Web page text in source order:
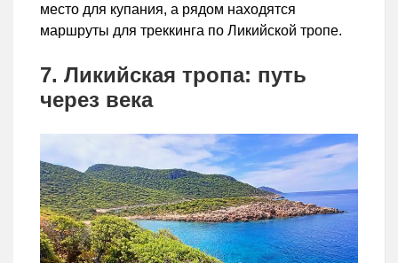
место для купания, а рядом находятся
маршруты для треккинга по Ликийской тропе.
7. Ликийская тропа: путь
через века